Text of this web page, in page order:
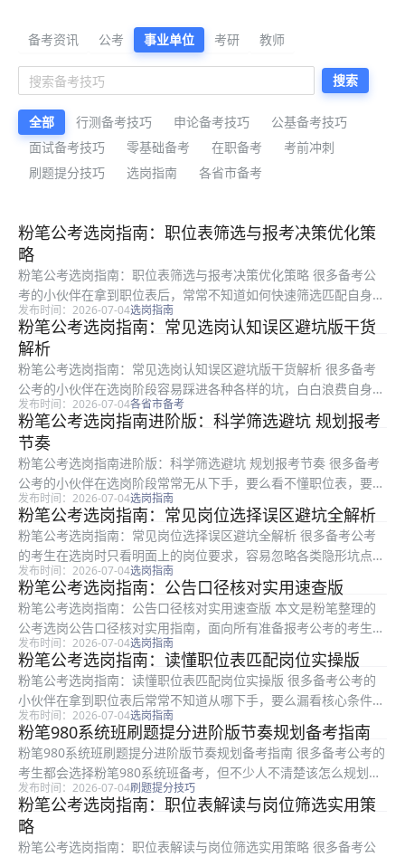
公考备考资料与公告解读
备考资讯 公考 事业单位 考研 教师
搜索
全部 行测备考技巧 申论备考技巧
公基备考技巧
面试备考技巧
零基础备考 在职备考
考前冲刺
刷题提分技巧
选岗指南 各省市备考
最新公考备考资料
粉笔公考选岗指南：职位表筛选与报考决策优化策
略
粉笔公考选岗指南：职位表筛选与报考决策优化策略 很多备考公
考的小伙伴在拿到职位表后，常常不知道如何快速筛选匹配自身条
件的岗位，容易踩错专业匹配、要求校验的各类选岗陷阱。本文是
粉笔整理的实用公考选岗策略，适用于所有准备参加公考报考的考
生，全文...
发布时间：2026-07-04选岗指南
粉笔公考选岗指南：常见选岗认知误区避坑版干货
解析
粉笔公考选岗指南：常见选岗认知误区避坑版干货解析 很多备考
公考的小伙伴在选岗阶段容易踩进各种各样的坑，白白浪费自身的
报考条件，甚至上岸后才发现岗位不符合个人预期。本文是粉笔整
理的公考选岗避坑指南，适合所有正在备考准备筛选岗位的考生参
考，文中...
发布时间：2026-07-04各省市备考
粉笔公考选岗指南进阶版：科学筛选避坑 规划报考
节奏
粉笔公考选岗指南进阶版：科学筛选避坑 规划报考节奏 很多备考
公考的小伙伴在选岗阶段常常无从下手，要么看不懂职位表，要么
盲目跟风报考踩坑。本文是粉笔整理的公考选岗指南进阶内容，适
用于所有首次参加公考、不知道怎么梳理选岗逻辑的备考者，全文
从自身...
发布时间：2026-07-04选岗指南
粉笔公考选岗指南：常见岗位选择误区避坑全解析
粉笔公考选岗指南：常见岗位选择误区避坑全解析 很多备考公考
的考生在选岗时只看明面上的岗位要求，容易忽略各类隐形坑点，
最终白白浪费几个月的备考时间与宝贵的报考机会。本文是粉笔整
理的公考选岗避坑指南，针对选岗中五大高频误区进行系统梳理，
适合所有...
发布时间：2026-07-04选岗指南
粉笔公考选岗指南：公告口径核对实用速查版
粉笔公考选岗指南：公告口径核对实用速查版 本文是粉笔整理的
公考选岗公告口径核对实用指南，面向所有准备报考公考的考生，
针对选岗过程中大家常遇到的岗位条件核对不清、模糊表述看不
懂、特殊要求拿不准等问题，从官方公告核对第一步开始，拆解了
模糊表述的...
发布时间：2026-07-04选岗指南
粉笔公考选岗指南：读懂职位表匹配岗位实操版
粉笔公考选岗指南：读懂职位表匹配岗位实操版 很多备考公考的
小伙伴在拿到职位表后常常不知道从哪下手，要么漏看核心条件要
求报错岗位，要么盲目选岗踩中隐形陷阱。本文是粉笔整理的实操
性选岗指导，适合所有准备报考公考的考生参考，全文从职位表阅
读基础步...
发布时间：2026-07-04选岗指南
粉笔980系统班刷题提分进阶版节奏规划备考指南
粉笔980系统班刷题提分进阶版节奏规划备考指南 很多备考公考的
考生都会选择粉笔980系统班备考，但不少人不清楚该怎么规划不
同阶段的刷题节奏，要么盲目赶进度刷量，要么效率低下提分缓
慢。本文针对不同备考阶段给出可直接执行的刷题安排，梳理配套
刷题...
发布时间：2026-07-04刷题提分技巧
粉笔公考选岗指南：职位表解读与岗位筛选实用策
略
粉笔公考选岗指南：职位表解读与岗位筛选实用策略 很多备考公